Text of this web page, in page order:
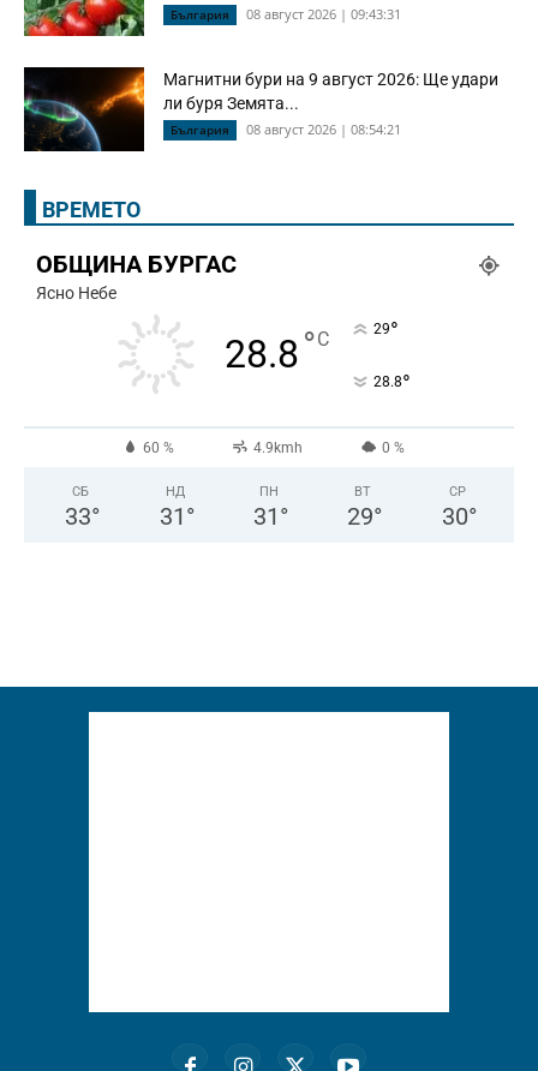
България 08 август 2026 | 09:43:31
Магнитни бури на 9 август 2026: Ще удари
ли буря Земята...
България 08 август 2026 | 08:54:21
ВРЕМЕТО
ОБЩИНА БУРГАС
Ясно Небе
28.8°C 29°
28.8°
60 % 4.9kmh 0 %
СБ
33°
НД
31 °
ПН
31 °
ВТ
29°
СР
30°